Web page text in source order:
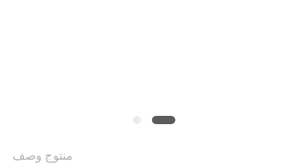
منتوج وصف